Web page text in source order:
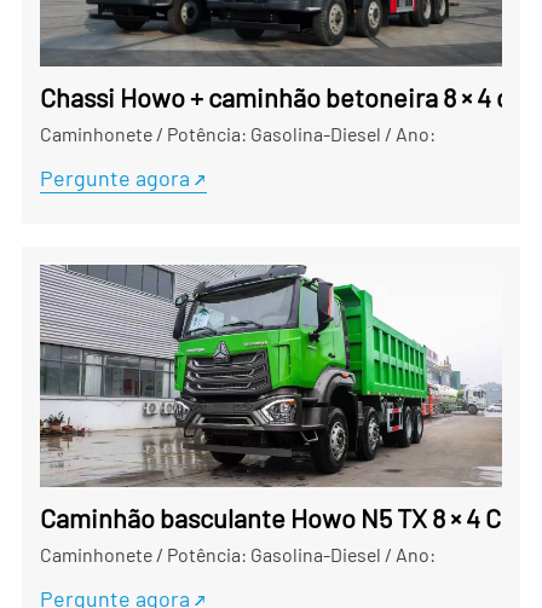
Chassi Howo + caminhão betoneira 8 × 4
Caminhonete/ Potência: Gasolina-Diesel / Ano:
Pergunte agora
Caminhão basculante Howo N5 TX 8 × 4
Caminhonete/ Potência: Gasolina-Diesel / Ano:
Pergunte agora